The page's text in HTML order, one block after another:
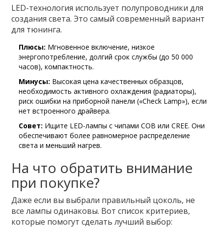
LED-технология использует полупроводники для
создания света. Это самый современный вариант
для тюнинга.
Плюсы: Мгновенное включение, низкое
энергопотребление, долгий срок службы (до 50 000
часов), компактность.
Минусы: Высокая цена качественных образцов,
необходимость активного охлаждения (радиаторы),
риск ошибки на приборной панели («Check Lamp»), если
нет встроенного драйвера.
Совет: Ищите LED-лампы с чипами COB или CREE. Они
обеспечивают более равномерное распределение
света и меньший нагрев.
На что обратить внимание
при покупке?
Даже если вы выбрали правильный цоколь, не
все лампы одинаковы. Вот список критериев,
которые помогут сделать лучший выбор: